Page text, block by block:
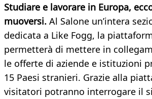
Studiare e lavorare in Europa,
muoversi. Al Salone un’intera
dedicata a Like Fogg, la
permetterà di mettere in
le offerte di aziende e istituzioni
15 Paesi stranieri. Grazie alla
visitatori potranno interrogare il